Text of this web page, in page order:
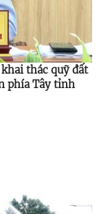
thác quỹ đất
phía Tây tỉnh